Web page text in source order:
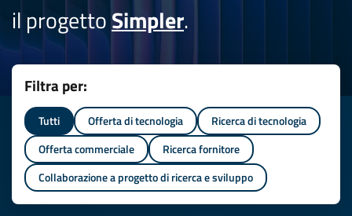
il progettoSimpler.
Filtra per:
Tutti Offerta di tecnologia
Ricerca di tecnologia
Offerta commerciale
Ricerca fornitore
Collaborazione a progetto di ricerca e sviluppo